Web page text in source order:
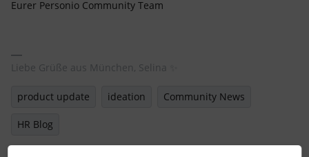
Eurer Personio Community Team
Liebe Grüße aus München, Selina ✨
product update ideation Community News
HR Blog